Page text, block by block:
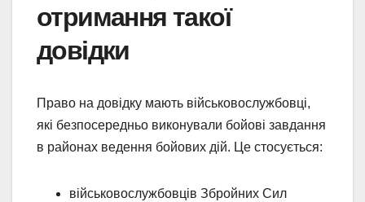
отримання такої
довідки
Право на довідку мають військовослужбовці,
які безпосередньо виконували бойові завдання
в районах ведення бойових дій. Це стосується:
військовослужбовців Збройних Сил